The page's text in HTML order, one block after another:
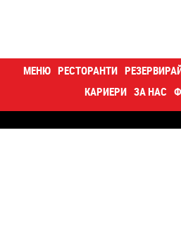
МЕНЮ РЕСТОРАНТИ
КАРИЕРИ ЗА НАС